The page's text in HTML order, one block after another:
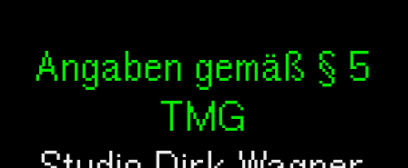
Angaben gemäß § 5
TMG